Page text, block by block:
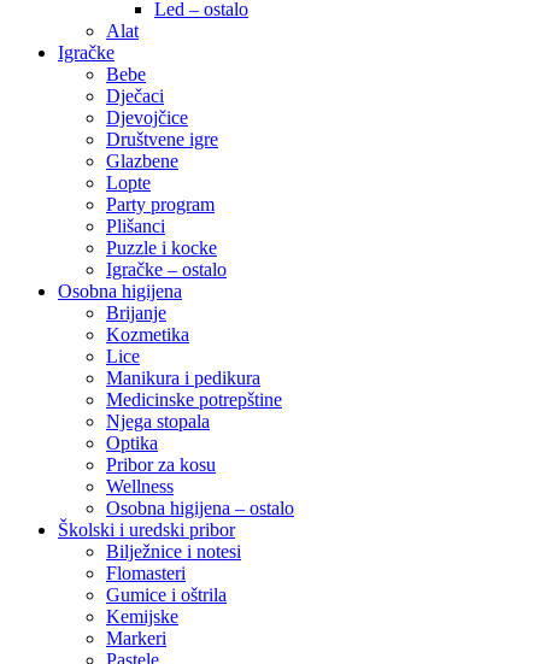
Led – ostalo
Alat
Igračke
Bebe
Dječaci
Djevojčice
Društvene igre
Glazbene
Lopte
Party program
Plišanci
Puzzle i kocke
Igračke – ostalo
Osobna higijena
Brijanje
Kozmetika
Lice
Manikura i pedikura
Medicinske potrepštine
Njega stopala
Optika
Pribor za kosu
Wellness
Osobna higijena – ostalo
Školski i uredski pribor
Bilježnice i notesi
Flomasteri
Gumice i oštrila
Kemijske
Markeri
Pastele